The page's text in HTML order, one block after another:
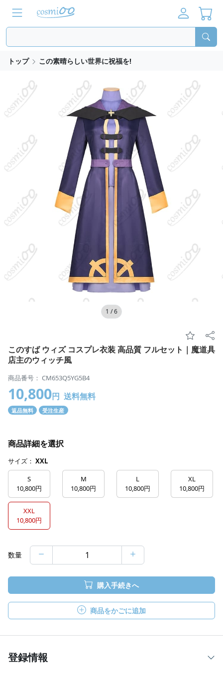
トップ この素晴らしい世界に祝福を!
1 /6
このすば ウィズ コスプレ衣装 高品質 フルセット｜魔道具
店主のウィッチ風
商品番号： CM653Q5YG5B4
10,800円 送料無料
返品無料 受注生産
商品詳細を選択
サイズ： XXL
S
10,800円
M
10,800円
L
10,800円
XL
10,800円
XXL
10,800円
数量
購入手続きへ
商品をかごに追加
登録情報